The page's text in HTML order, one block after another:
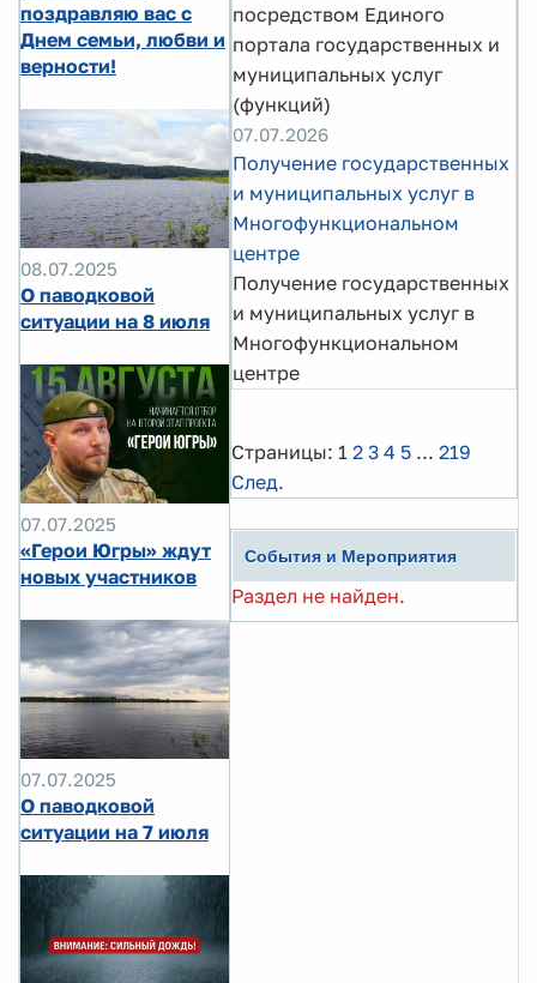
поздравляю вас с
Днем семьи, любви и
верности!
08.07.2025
О паводковой
ситуации на 8 июля
07.07.2025
«Герои Югры» ждут
новых участников
07.07.2025
О паводковой
ситуации на 7 июля
посредством Единого
портала государственных и
муниципальных услуг
(функций)
07.07.2026
Получение государственных
и муниципальных услуг в
Многофункциональном
центре
Получение государственных
и муниципальных услуг в
Многофункциональном
центре
Страницы: 1 2 3 4 5 ... 219
След.
События и Мероприятия
Раздел не найден.